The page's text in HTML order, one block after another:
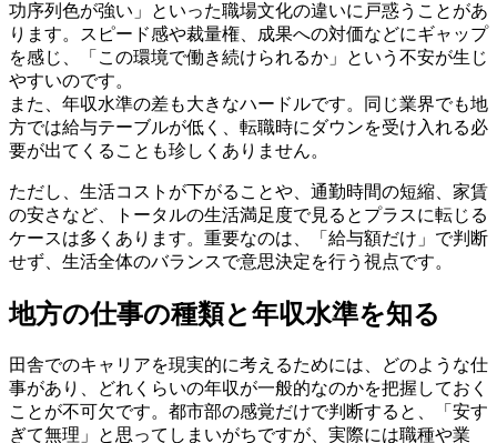
功序列色が強い」といった職場文化の違いに戸惑うことがあ
ります。スピード感や裁量権、成果への対価などにギャップ
を感じ、「この環境で働き続けられるか」という不安が生じ
やすいのです。
また、年収水準の差も大きなハードルです。同じ業界でも地
方では給与テーブルが低く、転職時にダウンを受け入れる必
要が出てくることも珍しくありません。
ただし、生活コストが下がることや、通勤時間の短縮、家賃
の安さなど、トータルの生活満足度で見るとプラスに転じる
ケースは多くあります。重要なのは、「給与額だけ」で判断
せず、生活全体のバランスで意思決定を行う視点です。
地方の仕事の種類と年収水準を知る
田舎でのキャリアを現実的に考えるためには、どのような仕
事があり、どれくらいの年収が一般的なのかを把握しておく
ことが不可欠です。都市部の感覚だけで判断すると、「安す
ぎて無理」と思ってしまいがちですが、実際には職種や業